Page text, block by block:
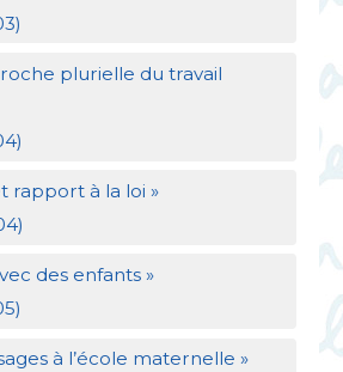
plurielle du travail
rapport à la loi »
des enfants »
à l’école maternelle »